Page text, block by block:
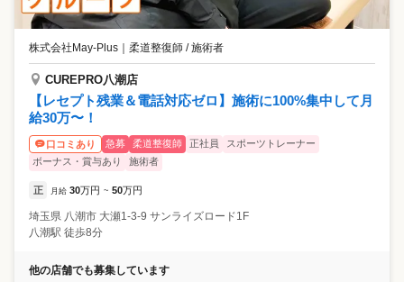
株式会社May-Plus ｜ 柔道整復師 / 施術者
CUREPRO八潮店
【レセプト残業＆電話対応ゼロ】施術に100%集中して月
給30万〜！
口コミあり 急募 柔道整復師 正社員
スポーツトレーナー
ボーナス・賞与あり
施術者
正 月給 30万円 ~ 50万円
埼玉県 八潮市 大瀬1-3-9 サンライズロード1F
八潮駅 徒歩8分
他の店舗でも募集しています